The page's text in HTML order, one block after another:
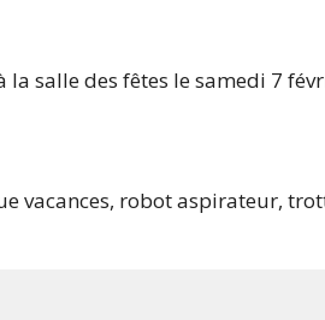
la salle des fêtes le samedi 7
vacances, robot aspirateur,